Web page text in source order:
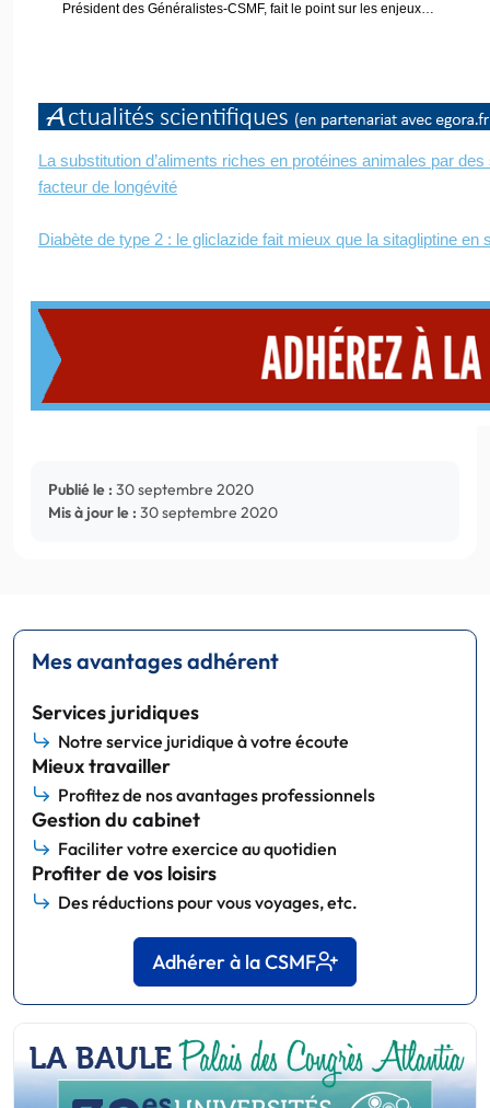
Président des Généralistes-CSMF, fait le point sur les enjeux…
La substitution d’aliments riches en protéines animales par
facteur de longévité
Diabète de type 2 : le gliclazide fait mieux que la sitagliptine en
Publié le : 30 septembre 2020
Mis à jour le : 30 septembre 2020
Mes avantages adhérent
Services juridiques
Notre service juridique à votre écoute
Mieux travailler
Profitez de nos avantages professionnels
Gestion du cabinet
Faciliter votre exercice au quotidien
Profiter de vos loisirs
Des réductions pour vous voyages, etc.
Adhérer à la CSMF